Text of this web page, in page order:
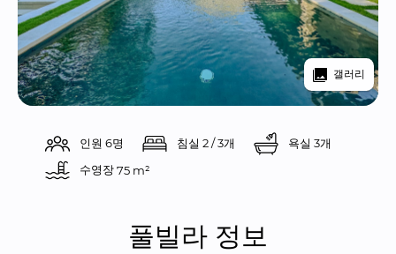
갤러리
인원 6명 침실 2 / 3개
욕실 3개
수영장 75 m²
풀빌라 정보